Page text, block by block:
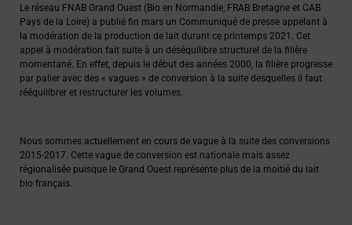
Le réseau FNAB Grand Ouest (Bio en Normandie, FRAB Bretagne et CAB
Pays de la Loire) a publié fin mars un Communiqué de presse appelant à
la modération de la production de lait durant ce printemps 2021. Cet
appel à modération fait suite à un déséquilibre structurel de la filière
momentané. En effet, depuis le début des années 2000, la filière progresse
par palier avec des « vagues » de conversion à la suite desquelles il faut
rééquilibrer et restructurer les volumes.
Nous sommes actuellement en cours de vague à la suite des conversions
2015-2017. Cette vague de conversion est nationale mais assez
régionalisée puisque le Grand Ouest représente plus de la moitié du lait
bio français.